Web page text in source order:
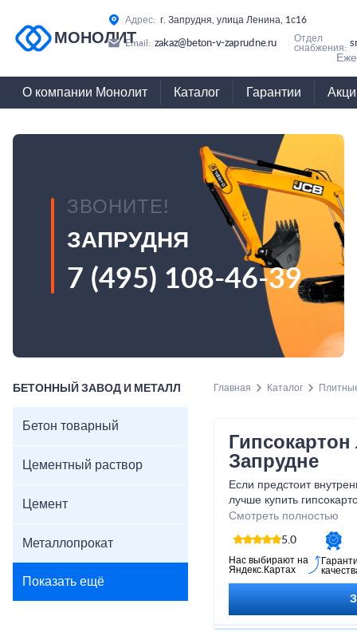
МОНОЛИТ
Адрес: г. Запрудня, улица Ленина, 1с16
Email: zakaz@beton-v-zaprudne.ru
Отдел
снабжения:
О компании Монолит Каталог Гарантии
ЗВОНИТЕ!
ЗАПРУДНЯ
7 (495) 108-46-39
БЕТОННЫЙ ЗАВОД И МЕТАЛЛ
Бетон товарный
Цементный раствор
Цемент
Металлопрокат
Показать ещё
Главная Каталог
Запрудне
Если предстоит
лучше купить
экологичен и
комфортный
сэндвича: два слоя
— гипсовая смесь.
Смотреть полностью
5.0
Нас выбирают на
Яндекс.Картах